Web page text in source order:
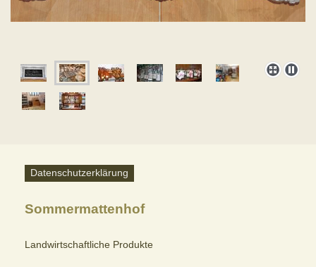
Datenschutzerklärung
Sommermattenhof
Landwirtschaftliche Produkte